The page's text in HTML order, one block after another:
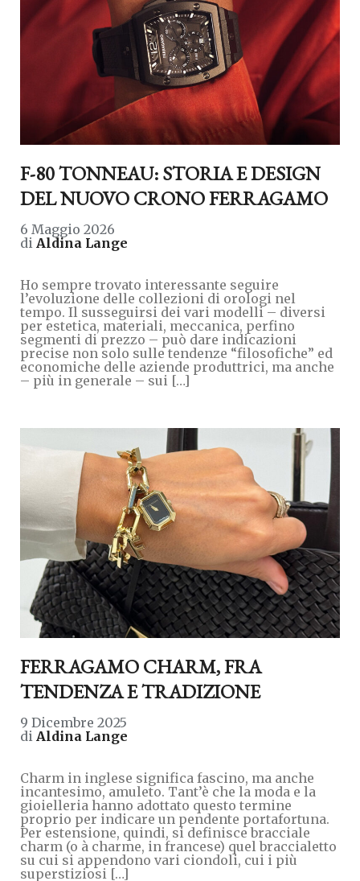
F-80 TONNEAU: STORIA E DESIGN
DEL NUOVO CRONO FERRAGAMO
6 Maggio 2026
di Aldina Lange
Ho sempre trovato interessante seguire
l’evoluzione delle collezioni di orologi nel
tempo. Il susseguirsi dei vari modelli – diversi
per estetica, materiali, meccanica, perfino
segmenti di prezzo – può dare indicazioni
precise non solo sulle tendenze “filosofiche” ed
economiche delle aziende produttrici, ma anche
– più in generale – sui […]
FERRAGAMO CHARM, FRA
TENDENZA E TRADIZIONE
9 Dicembre 2025
di Aldina Lange
Charm in inglese significa fascino, ma anche
incantesimo, amuleto. Tant’è che la moda e la
gioielleria hanno adottato questo termine
proprio per indicare un pendente portafortuna.
Per estensione, quindi, si definisce bracciale
charm (o à charme, in francese) quel braccialetto
su cui si appendono vari ciondoli, cui i più
superstiziosi […]